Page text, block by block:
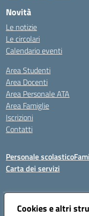
Cookies e altri
Novità
Le notizie
Le circolari
Calendario eventi
Area Studenti
Area Docenti
Area Personale ATA
Area Famiglie
Iscrizioni
Contatti
Personale scolastico
Carta dei servizi
Indirizzo:Via Medaglie